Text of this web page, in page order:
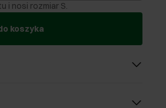
i nosi rozmiar S.
koszyka